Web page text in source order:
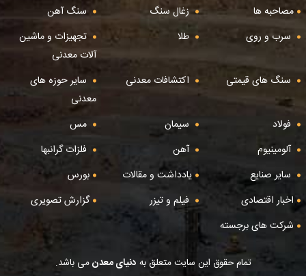
مصاحبه ها
زغال سنگ
سنگ آهن
سرب و روی
طلا
تجهیزات و ماشین
آلات معدنی
سنگ های قیمتی
اکتشافات معدنی
سایر حوزه های
معدنی
فولاد
سیمان
مس
آلومینیوم
آهن
فلزات گرانبها
سایر صنایع
یادداشت و مقالات
بورس
اخبار اقتصادی
فیلم و تیزر
گزارش تصویری
شرکت های برجسته
تمام حقوق این سایت متعلق به دنیای معدنمی باشد.